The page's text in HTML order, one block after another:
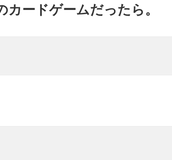
ードゲームだったら。